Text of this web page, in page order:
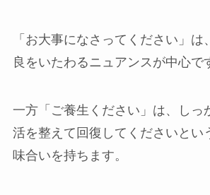
「お大事になさってください」は
良をいたわるニュアンスが中心で
一方「ご養生ください」は、しっ
活を整えて回復してくださいとい
味合いを持ちます。